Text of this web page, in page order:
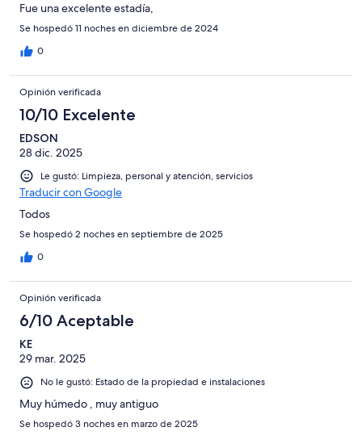
Fue una excelente estadía,
Se hospedó 11 noches en diciembre de 2024
0
Opinión verificada
10/10 Excelente
EDSON
28 dic. 2025
Le gustó: Limpieza, personal y atención, servicios
Traducir con Google
Todos
Se hospedó 2 noches en septiembre de 2025
0
Opinión verificada
6/10 Aceptable
KE
29 mar. 2025
No le gustó: Estado de la propiedad e instalaciones
Muy húmedo , muy antiguo
Se hospedó 3 noches en marzo de 2025